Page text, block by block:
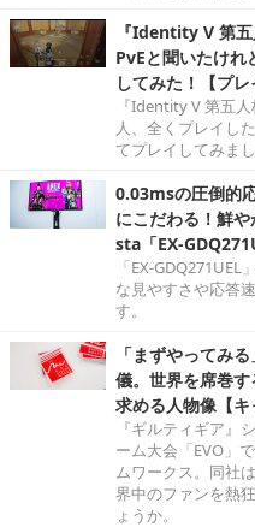
『Identity V 第
PvEと聞いたけ
してみた！【プレ
『Identity V 第五
人、全くプレイし
てプレイしてみまし
0.03msの圧倒的
にこだわる！鮮
sta「EX-
「EX-
な見やすさや応答
す。
「まずやってみ
儀。世界を席巻す
求める人物像【キ
『ギルティギア』
ーム大会「EVO」
ムワークス。同社
界中のファンを熱
ょうか。